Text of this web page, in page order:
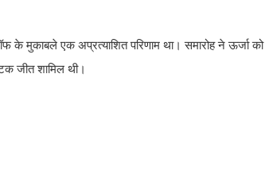
के मुकाबले एक अप्रत्याशित परिणाम था। समारोह ने ऊर्जा
जीत शामिल थी।